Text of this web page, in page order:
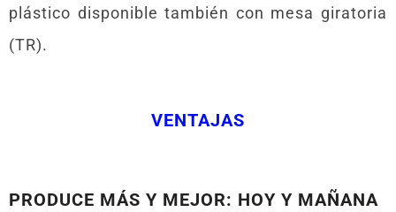
plástico disponible también con mesa giratoria
(TR).
VENTAJAS
PRODUCE MÁS Y MEJOR: HOY Y MAÑANA